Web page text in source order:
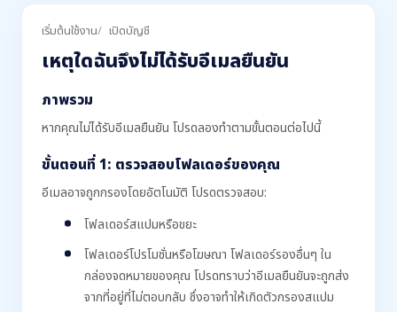
เริ่มต้นใช้งาน เปิดบัญชี
เหตุใดฉันจึงไม่ได้รับอีเมลยืนยัน
ภาพรวม
หากคุณไม่ได้รับอีเมลยืนยัน โปรดลองทำตามขั้นตอนต่อไปนี้
ขั้นตอนที่ 1: ตรวจสอบโฟลเดอร์ของคุณ
อีเมลอาจถูกกรองโดยอัตโนมัติ โปรดตรวจสอบ:
โฟลเดอร์สแปมหรือขยะ
โฟลเดอร์โปรโมชั่นหรือโฆษณา โฟลเดอร์รองอื่นๆ ใน
กล่องจดหมายของคุณ โปรดทราบว่าอีเมลยืนยันจะถูกส่ง
จากที่อยู่ที่ไม่ตอบกลับ ซึ่งอาจทำให้เกิดตัวกรองสแปม